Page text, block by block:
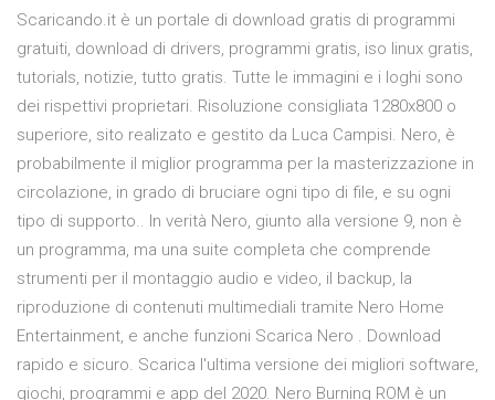
Scaricando.it è un portale di download gratis di programmi
gratuiti, download di drivers, programmi gratis, iso linux gratis,
tutorials, notizie, tutto gratis. Tutte le immagini e i loghi sono
dei rispettivi proprietari. Risoluzione consigliata 1280x800 o
superiore, sito realizato e gestito da Luca Campisi. Nero, è
probabilmente il miglior programma per la masterizzazione in
circolazione, in grado di bruciare ogni tipo di file, e su ogni
tipo di supporto.. In verità Nero, giunto alla versione 9, non è
un programma, ma una suite completa che comprende
strumenti per il montaggio audio e video, il backup, la
riproduzione di contenuti multimediali tramite Nero Home
Entertainment, e anche funzioni Scarica Nero . Download
rapido e sicuro. Scarica l'ultima versione dei migliori software,
giochi, programmi e app del 2020. Nero Burning ROM è un